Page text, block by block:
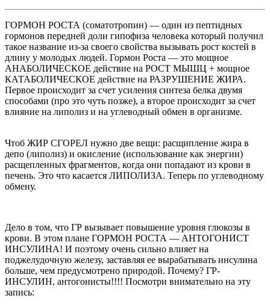
ГОРМОН РОСТА (соматотропин) — один из пептидных
гормонов передней доли гипофиза человека который получил
такое название из-за своего свойства вызывать рост костей в
длину у молодых людей. Гормон Роста — это мощное
АНАБОЛИЧЕСКОЕ действие на РОСТ МЫШЦ + мощное
КАТАБОЛИЧЕСКОЕ действие на РАЗРУШЕНИЕ ЖИРА.
Первое происходит за счет усиления синтеза белка двумя
способами (про это чуть позже), а второе происходит за счет
влияние на липолиз и на углеводный обмен в организме.
Чтоб ЖИР СГОРЕЛ нужно две вещи: расщипление жира в
депо (липолиз) и окисление (использование как энергии)
расщепленных фрагментов, когда они попадают из крови в
печень. Это что касается ЛИПОЛИЗА. Теперь по углеводному
обмену.
Дело в том, что ГР вызывает повышение уровня глюкозы в
крови. В этом плане ГОРМОН РОСТА — АНТОГОНИСТ
ИНСУЛИНА! И поэтому очень сильно влияет на
поджелудочную железу, заставляя ее вырабатывать инсулина
больше, чем предусмотрено природой. Почему? ГР-
ИНСУЛИН, антогонисты!!!! Посмотри внимательно на эту
запись: